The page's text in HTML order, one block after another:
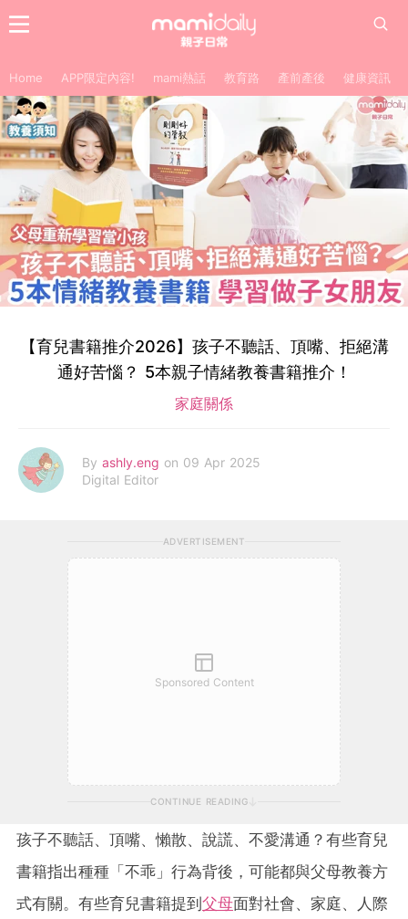
Home APP限定內容! mami熱話 教育路 產前產後 健康資訊
【育兒書籍推介2026】孩子不聽話、頂嘴、拒絕溝
通好苦惱？ 5本親子情緒教養書籍推介！
家庭關係
By ashly.eng on 09 Apr 2025
Digital Editor
ADVERTISEMENT
Sponsored Content
CONTINUE READING
孩子不聽話、頂嘴、懶散、說謊、不愛溝通？有些育兒
書籍指出種種「不乖」行為背後，可能都與父母教養方
式有關。有些育兒書籍提到父母面對社會、家庭、人際